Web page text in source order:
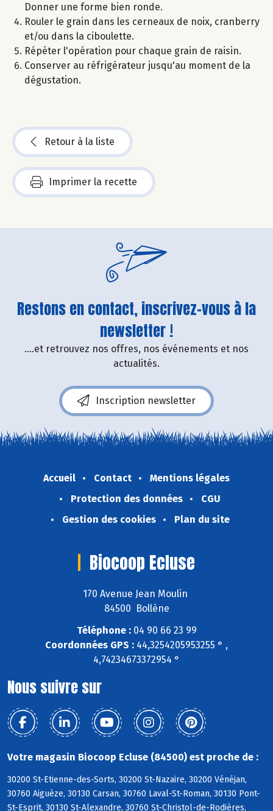
Donner une forme bien ronde.
Rouler le grain dans les cerneaux de noix, cranberry
et/ou dans la ciboulette.
Répéter l'opération pour chaque grain de raisin.
Conserver au réfrigérateur jusqu'au moment de la
dégustation.
Retour à la liste
Imprimer la recette
Restons en contact, inscrivez-vous à la
newsletter !
....et retrouvez nos offres, nos événements et nos
actualités.
Inscription newsletter
Accueil Contact
Mentions légales
Protection des données
CGU
Gestion des cookies
Plan du site
Biocoop Ecluse
170 Avenue Jean Moulin
84500 Bollène
Téléphone :04 90 66 23 99
Coordonnées GPS : 44,3254205953255 ° ,
4,74234673372954 °
Nous suivre sur
Votre magasin Biocoop Ecluse (84500) est proche de :
30200 St-Etienne-des-Sorts, 30200 St-Nazaire, 30200 Vénéjan,
30760 Aiguèze, 30130 Carsan, 30760 Laval-St-Roman, 30130 Pont-
St-Esprit, 30130 St-Alexandre, 30760 St-Christol-de-Rodières,